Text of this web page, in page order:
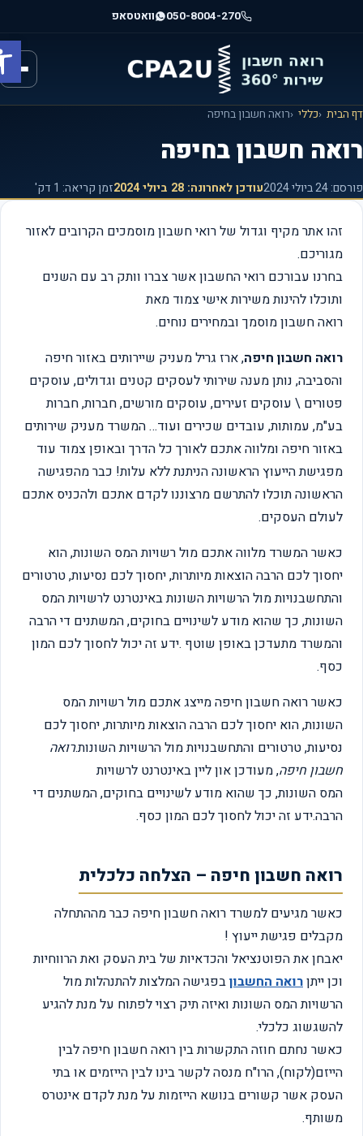
פתח
050-8004-270 וואטסאפ
הבית כללי רואה חשבון בחיפה
חשבון בחיפה
24 ביולי 2024 עודכן לאחרונה:28 ביולי 2024 זמן קריאה: 1 דק'
זהו אתר מקיף וגדול של רואי חשבון מוסמכים הקרובים לאזור
מגוריכם.
בחרנו עבורכם רואי החשבון אשר צברו וותק רב עם השנים
ותוכלו להינות משירות אישי צמוד מאת
רואה חשבון מוסמך ובמחירים נוחים.
רואה חשבון חיפה, ארז גריל מעניק שיירותים באזור חיפה
והסביבה, נותן מענה שירותי לעסקים קטנים וגדולים, עוסקים
פטורים \ עוסקים זעירים, עוסקים מורשים, חברות, חברות
בע"מ, עמותות, עובדים שכירים ועוד… המשרד מעניק שירותים
באזור חיפה ומלווה אתכם לאורך כל הדרך ובאופן צמוד עוד
מפגישת הייעוץ הראשונה הניתנת ללא עלות! כבר מהפגישה
הראשונה תוכלו להתרשם מרצוננו לקדם אתכם ולהכניס אתכם
לעולם העסקים.
כאשר המשרד מלווה אתכם מול רשויות המס השונות, הוא
יחסוך לכם הרבה הוצאות מיותרות, יחסוך לכם נסיעות, טרטורים
והתחשבנויות מול הרשויות השונות באינטרנט לרשויות המס
השונות, כך שהוא מודע לשינויים בחוקים, המשתנים די הרבה
והמשרד מתעדכן באופן שוטף .ידע זה יכול לחסוך לכם המון
כסף.
כאשר רואה חשבון חיפה מייצג אתכם מול רשויות המס
השונות, הוא יחסוך לכם הרבה הוצאות מיותרות, יחסוך לכם
נסיעות, טרטורים והתחשבנויות מול הרשויות השונות.רואה
חשבון חיפה, מעודכן און ליין באינטרנט לרשויות
המס השונות, כך שהוא מודע לשינויים בחוקים, המשתנים די
הרבה.ידע זה יכול לחסוך לכם המון כסף.
רואה חשבון חיפה – הצלחה כלכלית
כאשר מגיעים למשרד רואה חשבון חיפה כבר מההתחלה
מקבלים פגישת ייעוץ !
יאבחן את הפוטנציאל והכדאיות של בית העסק ואת הרווחיות
וכן ייתןרואה החשבוןבפגישה המלצות להתנהלות מול
הרשויות המס השונות ואיזה תיק רצוי לפתוח על מנת להגיע
להשגשוג כלכלי.
כאשר נחתם חוזה התקשרות בין רואה חשבון חיפה לבין
הייזם(לקוח), הרו"ח מנסה לקשר בינו לבין הייזמים או בתי
העסק אשר קשורים בנושא הייזמות על מנת לקדם אינטרס
משותף.